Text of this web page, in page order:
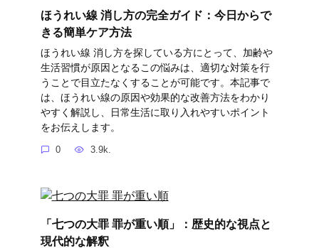
ほうれい線 消し方の完全ガイド：今日からで
きる簡単ケア方法
ほうれい線 消し方を探している方にとって、加齢や
生活習慣が原因となるこの悩みは、適切な対策を行
うことで目立たなくすることが可能です。本記事で
は、ほうれい線の原因や効果的な改善方法をわかり
やすく解説し、日常生活に取り入れやすいポイント
をお伝えします。
0 3.9k.
「七つの大罪 罪が重い順」：歴史的な視点と
現代的な解釈